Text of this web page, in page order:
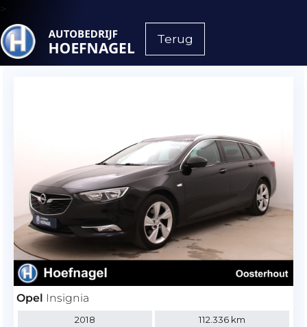
>
Terug
Opel Insignia
2018
112.336 km